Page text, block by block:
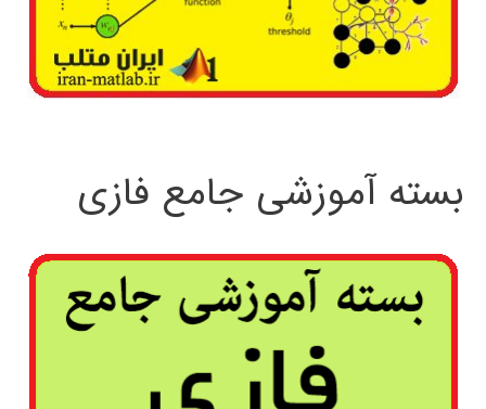
بسته آموزشی جامع فازی